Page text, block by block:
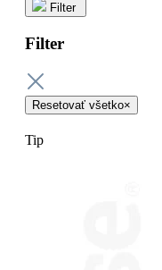
Filter
Filter
Resetovať všetko×
Tip